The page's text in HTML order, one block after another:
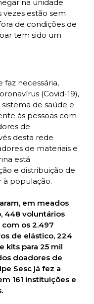
na unidade
estão sem
de condições de
tem sido um
faz necessária,
(Covid-19),
de saúde e
às pessoas com
de
desta rede
de materiais e
está
e distribuição de
à população.
em meados
448 voluntários
os 2.497
de elástico, 224
kits para 25 mil
doadores de
Sesc já fez a
161 instituições e